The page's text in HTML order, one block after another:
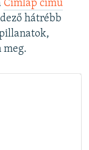
Címlap című
hátrébb
meg.